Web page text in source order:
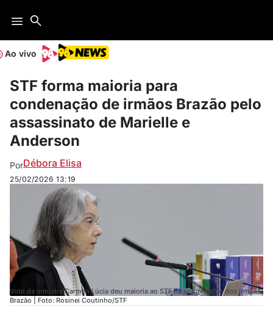
Ao vivo
STF forma maioria para
condenação de irmãos Brazão pelo
assassinato de Marielle e
Anderson
PorDébora Elisa
25/02/2026 13:19
Voto da ministra Carmen Lúcia deu maioria ao STF na condenação dos irmãos
Brazão | Foto: Rosinei Coutinho/STF